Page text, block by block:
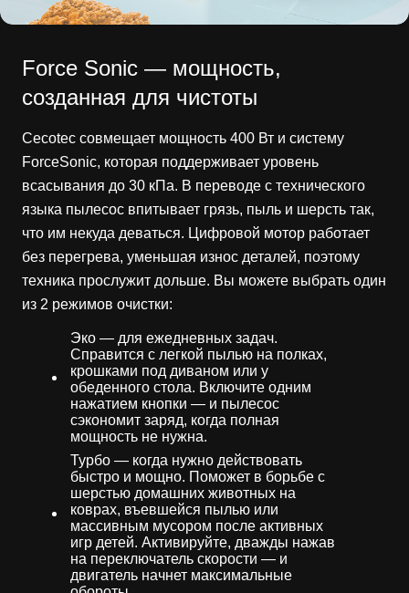
Force Sonic — мощность,
созданная для чистоты
Cecotec совмещает мощность 400 Вт и систему
ForceSonic, которая поддерживает уровень
всасывания до 30 кПа. В переводе с технического
языка пылесос впитывает грязь, пыль и шерсть так,
что им некуда деваться. Цифровой мотор работает
без перегрева, уменьшая износ деталей, поэтому
техника прослужит дольше. Вы можете выбрать один
из 2 режимов очистки:
Эко — для ежедневных задач.
Справится с легкой пылью на полках,
крошками под диваном или у
обеденного стола. Включите одним
нажатием кнопки — и пылесос
сэкономит заряд, когда полная
мощность не нужна.
Турбо — когда нужно действовать
быстро и мощно. Поможет в борьбе с
шерстью домашних животных на
коврах, въевшейся пылью или
массивным мусором после активных
игр детей. Активируйте, дважды нажав
на переключатель скорости — и
двигатель начнет максимальные